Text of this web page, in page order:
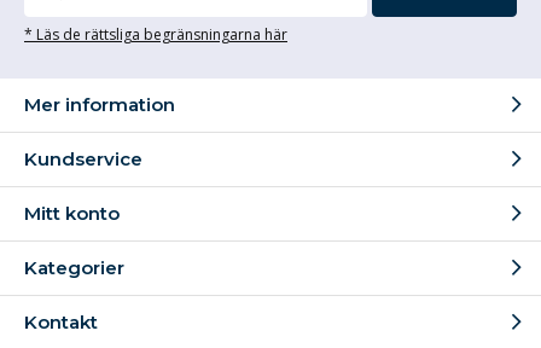
* Läs de rättsliga begränsningarna här
Mer information
Kundservice
Mitt konto
Kategorier
Kontakt